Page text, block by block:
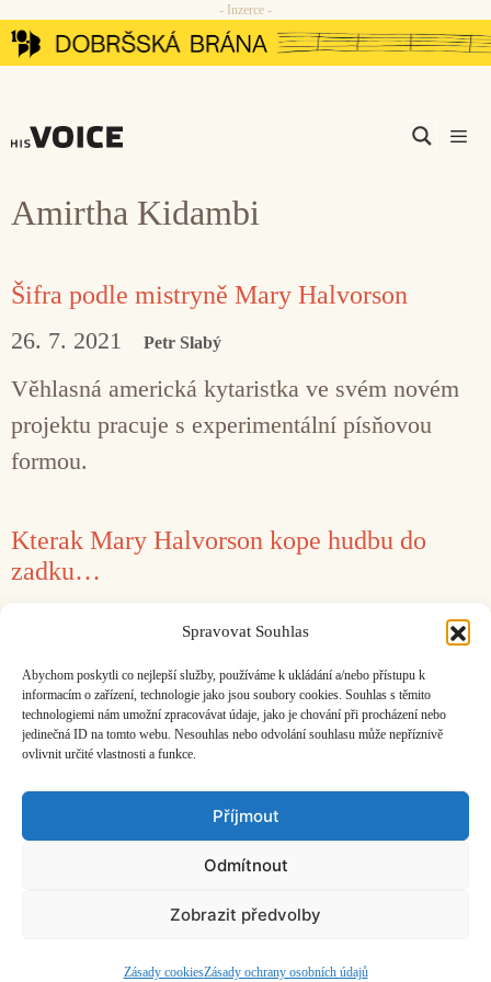
Spravovat Souhlas
Abychom poskytli co nejlepší služby, používáme k ukládání a/nebo přístupu k
informacím o zařízení, technologie jako jsou soubory cookies. Souhlas s těmito
technologiemi nám umožní zpracovávat údaje, jako je chování při procházení nebo
jedinečná ID na tomto webu. Nesouhlas nebo odvolání souhlasu může nepříznivě
ovlivnit určité vlastnosti a funkce.
Příjmout
Odmítnout
Zobrazit předvolby
Zásady cookiesZásady ochrany osobních údajů
Přeskočit
na
- Inzerce -
Amirtha Kidambi
Šifra podle mistryně Mary Halvorson
26. 7. 2021 Petr Slabý
Věhlasná americká kytaristka ve svém novém
projektu pracuje s experimentální písňovou
formou.
Kterak Mary Halvorson kope hudbu do
zadku…
„Je to šílené. Nemám pocit, že jsem nejlepší
kytarista.“
ČASOPIS O JINÉ HUDBĚ | vydává Hudební informační středisko
©2026 HISvoice – design a adminAtelier Dokument